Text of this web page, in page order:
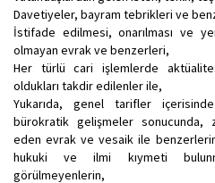
Davetiyeler, bayram tebrikleri ve
İstifade edilmesi, onarılması ve
olmayan evrak ve benzerleri,
Her türlü cari işlemlerde
oldukları takdir edilenler ile,
Yukarıda, genel tarifler
bürokratik gelişmeler sonucunda,
eden evrak ve vesaik ile
hukuki ve ilmi kıymeti
görülmeyenlerin,